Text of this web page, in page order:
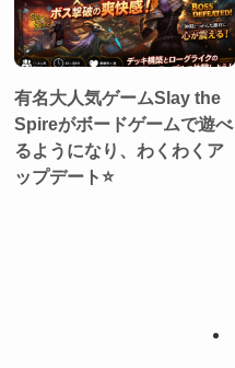
有名大人気ゲームSlay the
Spireがボードゲームで遊べ
るようになり、わくわくア
ップデート⭐